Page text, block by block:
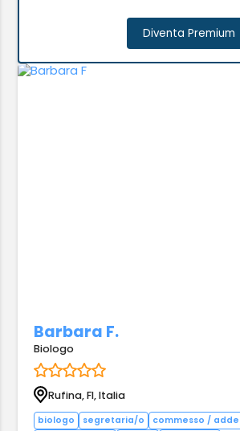
Diventa Premium
Barbara F.
Biologo
Rufina, FI, Italia
biologo segretaria/o
commesso /